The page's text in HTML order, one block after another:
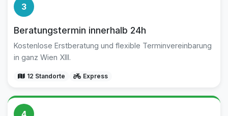
3
Beratungstermin innerhalb 24h
Kostenlose Erstberatung und flexible Terminvereinbarung
in ganz Wien XIII.
12 Standorte Express
4